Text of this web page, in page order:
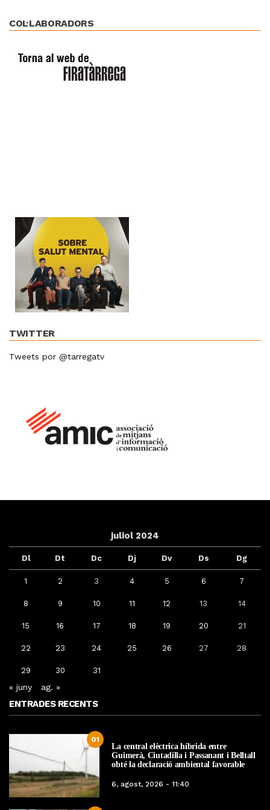
COL·LABORADORS
TWITTER
Tweets por @tarregatv
juliol 2024
Dl Dt Dc Dj Dv Ds Dg
1 2 3 4 5 6 7
8 9 10 11 12 13 14
15 16 17 18 19 20 21
22 23 24 25 26 27 28
29 30 31
« juny ag. »
ENTRADES RECENTS
01
La central elèctrica híbrida entre
Guimerà, Ciutadilla i Passanant i Belltall
obté la declaració ambiental favorable
6, agost, 2026 - 11:40